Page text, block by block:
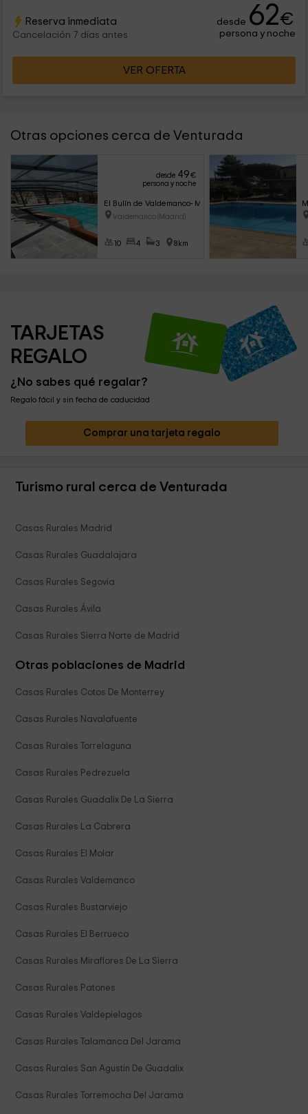
Reserva inmediata
Cancelación 7 días antes
desde 62€
persona y noche
VER OFERTA
Otras opciones cerca de Venturada
desde 49€
persona y noche
El Bulín de Valdemanco- Mirador
Valdemanco (Madrid)
10 4 3 8km
TARJETAS
REGALO
¿No sabes qué regalar?
Regalo fácil y sin fecha de caducidad
Comprar una tarjeta regalo
Turismo rural cerca de Venturada
Casas Rurales Madrid
Casas Rurales Guadalajara
Casas Rurales Segovia
Casas Rurales Ávila
Casas Rurales Sierra Norte de Madrid
Otras poblaciones de Madrid
Casas Rurales Cotos De Monterrey
Casas Rurales Navalafuente
Casas Rurales Torrelaguna
Casas Rurales Pedrezuela
Casas Rurales Guadalix De La Sierra
Casas Rurales La Cabrera
Casas Rurales El Molar
Casas Rurales Valdemanco
Casas Rurales Bustarviejo
Casas Rurales El Berrueco
Casas Rurales Miraflores De La Sierra
Casas Rurales Patones
Casas Rurales Valdepielagos
Casas Rurales Talamanca Del Jarama
Casas Rurales San Agustin De Guadalix
Casas Rurales Torremocha Del Jarama